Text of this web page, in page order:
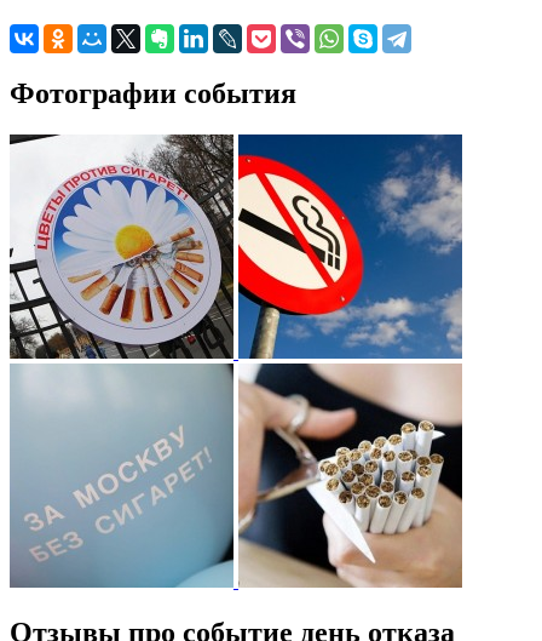
Фотографии события
Отзывы про событие день отказа